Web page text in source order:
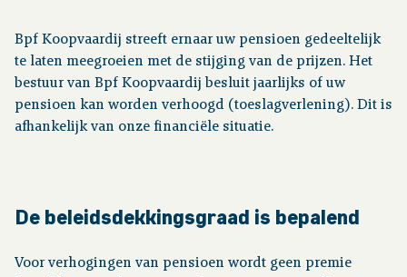
Over ons
Organisatie
Bpf Koopvaardij streeft ernaar uw pensioen gedeeltelijk
te laten meegroeien met de stijging van de prijzen. Het
bestuur van Bpf Koopvaardij besluit jaarlijks of uw
pensioen kan worden verhoogd (toeslagverlening). Dit is
afhankelijk van onze financiële situatie.
De beleidsdekkingsgraad is bepalend
Voor verhogingen van pensioen wordt geen premie